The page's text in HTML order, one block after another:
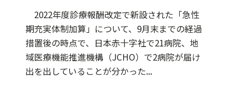
2022年度診療報酬改定で新設された「急性
期充実体制加算」について、9月末までの経過
措置後の時点で、日本赤十字社で21病院、地
域医療機能推進機構（JCHO）で2病院が届け
出を出していることが分かった...